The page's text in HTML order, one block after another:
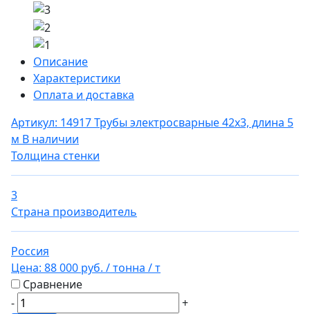
Описание
Характеристики
Оплата и доставка
Артикул: 14917Трубы электросварные 42х3, длина 5
м В наличии
Толщина стенки
3
Страна производитель
Россия
Цена: 88 000 руб. / тонна / т
Сравнение
-
+